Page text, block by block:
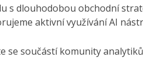
s dlouhodobou obchodní
aktivní využívání AI
se součástí komunity